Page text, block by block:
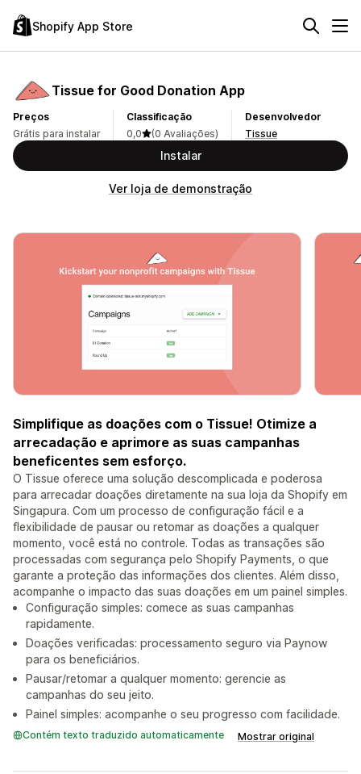
Shopify App Store
Tissue for Good Donation App
Preços
Grátis para instalar
Classificação
0,0
(0 Avaliações)
Desenvolvedor
Tissue
Instalar
Ver loja de demonstração
Simplifique as doações com o Tissue! Otimize a
arrecadação e aprimore as suas campanhas
beneficentes sem esforço.
O Tissue oferece uma solução descomplicada e poderosa
para arrecadar doações diretamente na sua loja da Shopify em
Singapura. Com um processo de configuração fácil e a
flexibilidade de pausar ou retomar as doações a qualquer
momento, você está no controle. Todas as transações são
processadas com segurança pelo Shopify Payments, o que
garante a proteção das informações dos clientes. Além disso,
acompanhe o impacto das suas doações em um painel simples.
Configuração simples: comece as suas campanhas
rapidamente.
Doações verificadas: processamento seguro via Paynow
para os beneficiários.
Pausar/retomar a qualquer momento: gerencie as
campanhas do seu jeito.
Painel simples: acompanhe o seu progresso com facilidade.
Contém texto traduzido automaticamente Mostrar original